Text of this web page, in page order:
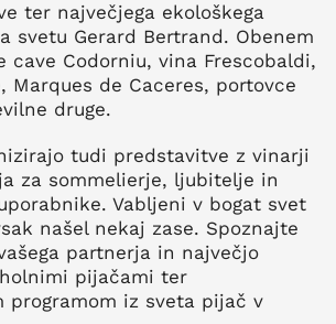
ter največjega ekološkega
svetu Gerard Bertrand. Obenem
cave Codorniu, vina Frescobaldi,
Marques de Caceres, portovce
druge.
tudi predstavitve z vinarji
za sommelierje, ljubitelje in
Vabljeni v bogat svet
našel nekaj zase. Spoznajte
partnerja in največjo
pijačami ter
programom iz sveta pijač v